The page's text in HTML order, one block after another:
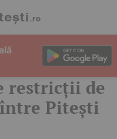
restricții de
Pitești